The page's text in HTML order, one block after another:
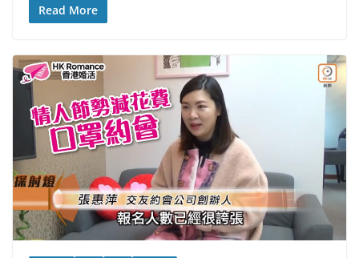
Read More